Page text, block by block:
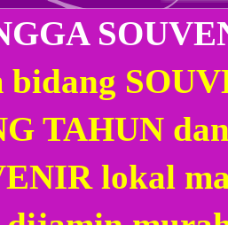
bidang
TAHUN
lokal